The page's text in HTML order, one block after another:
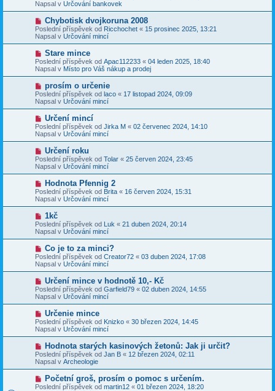
e
k
s
p
ě
v
e
k
ý
í
s
p
ě
v
e
k
Napsal v Určování bankovek
N
o
v
ý
p
í
s
p
ě
v
e
k
Chybotisk dvojkoruna 2008
Poslední příspěvek od Ricchochet « 15 prosinec 2025, 13:21
Napsal v Určování mincí
N
o
v
ý
í
s
p
ě
v
e
k
Stare mince
Poslední příspěvek od Apac112233 « 04 leden 2025, 18:40
Napsal v Místo pro Váš nákup a prodej
N
o
v
ý
p
í
s
p
ě
v
e
k
prosím o určenie
Poslední příspěvek od laco « 17 listopad 2024, 09:09
Napsal v Určování mincí
N
o
v
ý
p
í
s
p
v
e
k
Určení mincí
Poslední příspěvek od Jirka M « 02 červenec 2024, 14:10
Napsal v Určování mincí
N
o
v
ý
p
í
s
p
ě
v
e
k
Určení roku
Poslední příspěvek od Tolar « 25 červen 2024, 23:45
Napsal v Určování mincí
N
o
v
ý
í
s
p
ě
v
e
k
Hodnota Pfennig 2
Poslední příspěvek od Brita « 16 červen 2024, 15:31
Napsal v Určování mincí
N
o
v
ý
í
s
p
ě
v
e
k
1kč
Poslední příspěvek od Luk « 21 duben 2024, 20:14
Napsal v Určování mincí
N
o
v
ý
p
í
s
p
ě
v
e
k
Co je to za minci?
Poslední příspěvek od Creator72 « 03 duben 2024, 17:08
Napsal v Určování mincí
N
o
v
ý
p
í
s
p
v
e
k
Určení mince v hodnotě 10,- Kč
Poslední příspěvek od Garfield79 « 02 duben 2024, 14:55
Napsal v Určování mincí
N
o
v
ý
p
í
s
p
v
Určenie mince
Poslední příspěvek od Knizko « 30 březen 2024, 14:45
Napsal v Určování mincí
N
o
v
ý
p
í
Hodnota starých kasinových žetonů: Jak ji určit?
Poslední příspěvek od Jan B « 12 březen 2024, 02:11
Napsal v Archeologie
N
o
Početní groš, prosím o pomoc s určením.
Poslední příspěvek od martin12 « 01 březen 2024, 18:20